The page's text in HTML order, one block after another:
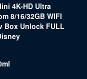
4K-HD Ultra
8/16/32GB WIFI
Box Unlock FULL